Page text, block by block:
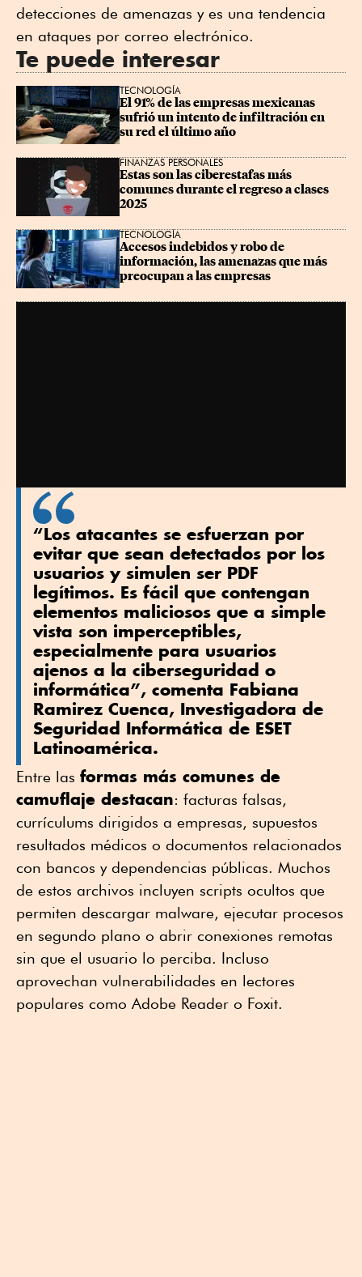
detecciones de amenazas y es una tendencia
en ataques por correo electrónico.
Te puede interesar
TECNOLOGÍA
El 91% de las empresas mexicanas
sufrió un intento de infiltración en
su red el último año
FINANZAS PERSONALES
Estas son las ciberestafas más
comunes durante el regreso a clases
2025
TECNOLOGÍA
Accesos indebidos y robo de
información, las amenazas que más
preocupan a las empresas
“Los atacantes se esfuerzan por
evitar que sean detectados por los
usuarios y simulen ser PDF
legítimos. Es fácil que contengan
elementos maliciosos que a simple
vista son imperceptibles,
especialmente para usuarios
ajenos a la ciberseguridad o
informática”, comenta Fabiana
Ramirez Cuenca, Investigadora de
Seguridad Informática de ESET
Latinoamérica.
Entre las formas más comunes de
camuflaje destacan: facturas falsas,
currículums dirigidos a empresas, supuestos
resultados médicos o documentos relacionados
con bancos y dependencias públicas. Muchos
de estos archivos incluyen scripts ocultos que
permiten descargar malware, ejecutar procesos
en segundo plano o abrir conexiones remotas
sin que el usuario lo perciba. Incluso
aprovechan vulnerabilidades en lectores
populares como Adobe Reader o Foxit.